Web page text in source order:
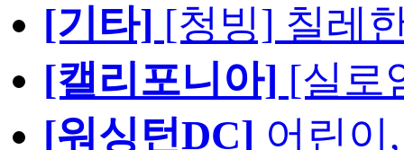
[기타] [청빙] 칠레
[캘리포니아] [실로
[워싱턴DC] 어린이